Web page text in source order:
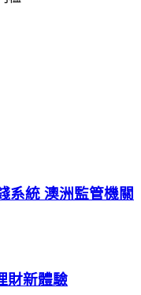
系統 澳洲監管機關
財新體驗